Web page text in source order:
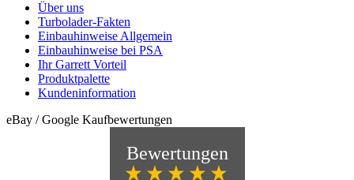
Über uns
Turbolader-Fakten
Einbauhinweise Allgemein
Einbauhinweise bei PSA
Ihr Garrett Vorteil
Produktpalette
Kundeninformation
eBay / Google Kaufbewertungen
Bewertungen